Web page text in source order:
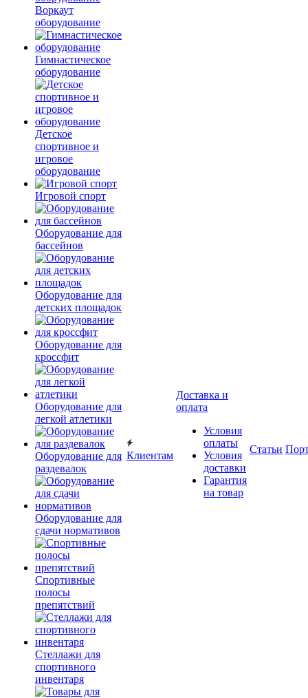
Воркаут
оборудование
Гимнастическое
оборудование
Детское
спортивное и
игровое
оборудование
Игровой спорт
Оборудование для
бассейнов
Оборудование для
детских площадок
Оборудование для
кроссфит
Оборудование для
легкой атлетики
Оборудование для
раздевалок
Оборудование для
сдачи нормативов
Спортивные
полосы
препятствий
Стеллажи для
спортивного
инвентаря
Клиентам
Доставка и
оплата
Условия
оплаты
Условия
доставки
Гарантия
на товар
Статьи